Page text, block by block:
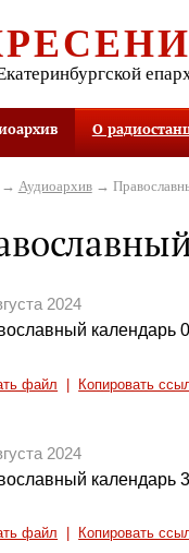
О
Аудиоархив→
2024
календарь
файл Копировать
2024
календарь
файл Копировать